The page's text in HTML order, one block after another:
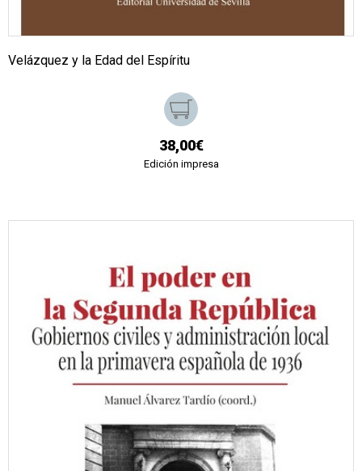
Velázquez y la Edad del Espíritu
38,00€
Edición impresa